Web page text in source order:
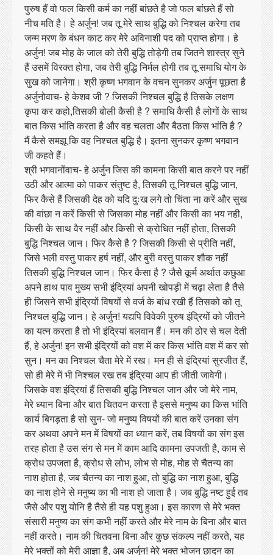
पुरुष हैं वो फल किसी कर्म का नहीं बांछते है जो फल बांछते हैं सो
नीच मति है। हे अर्जुन! जब तू मेरे साथ बुद्धि को निश्चल करेगा तब
जन्म मरण के बंधन काट कर मेरे अविनाशी पद को प्राप्त होगा। हे
अर्जुन! जब मोह के जाल को तेरी बुद्धि तोड़ेगी तब जितने शास्त्र सुने
हैं उसमें विरक्त होगा, जब तेरी बुद्धि निर्मल होगी तब तू समाधि योग के
सुख को जानेगा। श्री कृष्ण भगवान के वचन सुनकर अर्जुन पूछता है
अर्जुनोवाच- हे केशव जी ? जिसकी निश्चल बुद्धि है तिसके लक्षण
कृपा कर कहो,तिसकी बोली कैसी है ? समाधि कैसी है लोगों के साथ
बात किस भांति करता है और वह चलता और बैठता किस भांति है ?
मैं कैसे समझू कि वह निश्चल बुद्धि है। इतना सुनकर कृष्ण भगवान
जी कहते हैं।
श्री भगवानोंवाच- हे अर्जुन जिस की कामना किसी बात करने पर नहीं
उठी और आत्मा को पाकर संतुष्ट है, तिसकी तू निश्चल बुद्धि जान,
फिर कैसे हैं जिसकी देह को यदि दुःख लगे तो चिंता ना करें और सुख
की वांछा न करें किसी से जिसका मोह नहीं और किसी का भय नही,
किसी के साथ वैर नहीं और किसी से क्रोधित नहीं होता, तिसकी
बुद्धि निश्चल जान। फिर कैसे है ? जिसकी किसी से प्रीति नहीं,
जिसे भली वस्तु पाकर हर्ष नहीं, और बुरी वस्तु पाकर शौक नहीं
तिसकी बुद्धि निश्चल जान। फिर कैसा है ? जैसे कूर्म अर्थात कछुआ
अपने हाथ पाव मुख्य सभी इंद्रियां अपनी खोपड़ी में चढ़ा लेता है तैसे
ही जिसने सभी इंद्रियों विषयों से वर्ज के बांध रखी हैं तिसको को तू
निश्चल बुद्धि जान। हे अर्जुन! यद्यपि विवेकी पुरुष इंद्रियों को जीतने
का यत्न करता है तो भी इंद्रियां बलवान हैं। मन की ठोर से चल देती
हैं, हे अर्जुन! इन सभी इंद्रियों को वश में कर किस भांति वश में कर सो
सुन। मन का निश्चल चैता मेरे में रख। मन ही से इंद्रियां सुरजीत हैं,
सो ही मेरे में भी निश्चल रख तब इंद्रिया आप ही जीती जावेगी।
जिसके वश इंद्रियां हैं तिसकी बुद्धि निश्चल जान और जो मेरे नाम,
मेरे ध्यान बिना और बात चितवन करता है इससे मनुष्य का किस भांति
कार्य बिगड़ता है सो सुन- जो मनुष्य विषयों की बात करें उनका संग
कर अथवा अपने मन में विषयों का ध्यान करें, तब विषयों का संग इस
तरह होता है उस संग से मन में काम आदि कामना उपजती है, काम से
क्रोध उपजता है, क्रोध से लोभ, लोभ से मोह, मोह से चैतन्य का
नाश होता है, जब चैतन्य का नाश हुआ, तो बुद्धि का नाश हुआ, बुद्धि
का नाश होने से मनुष्य का भी नाश हो जाता है। जब बुद्धि नष्ट हुई तब
जैसे और पशु योनि है तैसे ही यह पशु हुआ। इस कारण से मेरे भक्त
संसारी मनुष्य का संग कभी नहीं करते और मेरे नाम के बिना और बात
नहीं करते। नाम की चितवना बिना और कुछ संकल्प नहीं करते, यह
मेरे भक्तों को मेरी आज्ञा है, अब अर्जुन! मेरे भक्त भोजन छादन का